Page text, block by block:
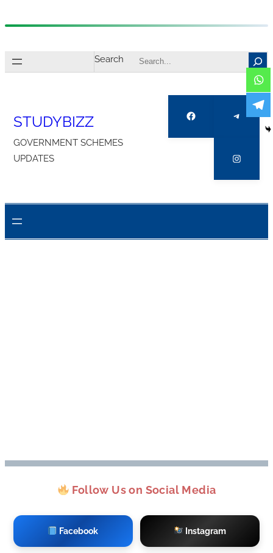
to
Search
STUDYBIZZ
GOVERNMENT SCHEMES
UPDATES
Facebook
Follow Us on Social Media
Facebook Instagram